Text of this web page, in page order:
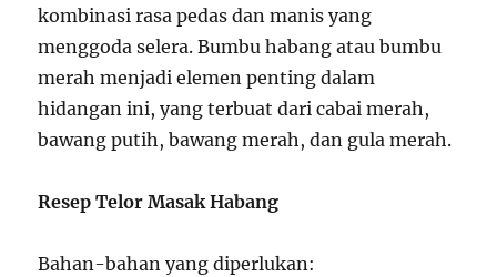
kombinasi rasa pedas dan manis yang
menggoda selera. Bumbu habang atau bumbu
merah menjadi elemen penting dalam
hidangan ini, yang terbuat dari cabai merah,
bawang putih, bawang merah, dan gula merah.
Resep Telor Masak Habang
Bahan-bahan yang diperlukan: